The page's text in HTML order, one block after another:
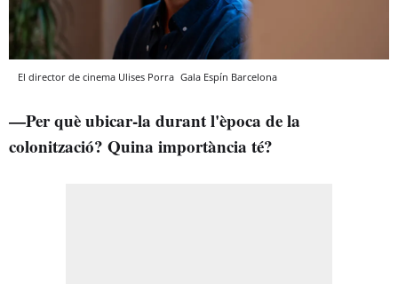
El director de cinema Ulises Porra Gala Espín Barcelona
—Per què ubicar-la durant l'època de la
colonització? Quina importància té?